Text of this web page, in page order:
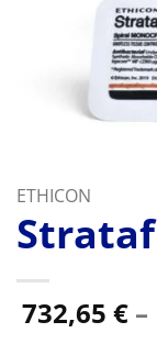
ETHICON
732,65 € –